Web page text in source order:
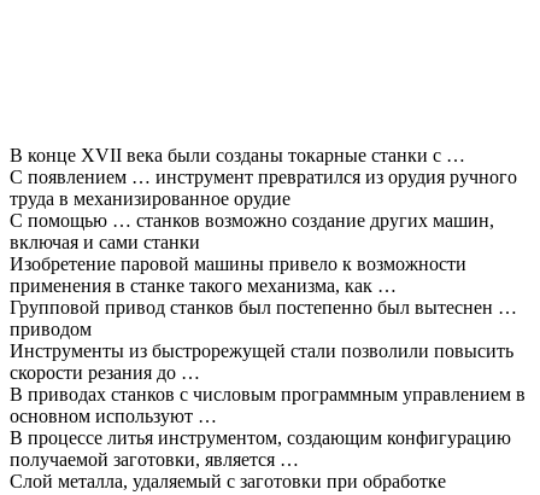
В конце XVII века были созданы токарные станки с …
С появлением … инструмент превратился из орудия ручного
труда в механизированное орудие
С помощью … станков возможно создание других машин,
включая и сами станки
Изобретение паровой машины привело к возможности
применения в станке такого механизма, как …
Групповой привод станков был постепенно был вытеснен …
приводом
Инструменты из быстрорежущей стали позволили повысить
скорости резания до …
В приводах станков с числовым программным управлением в
основном используют …
В процессе литья инструментом, создающим конфигурацию
получаемой заготовки, является …
Слой металла, удаляемый с заготовки при обработке